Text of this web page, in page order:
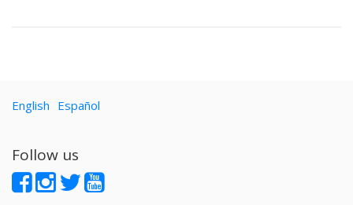
English Español
Follow us